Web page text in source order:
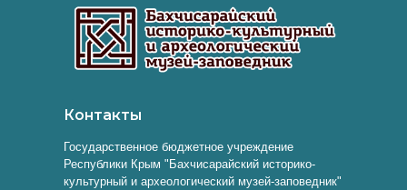
Контакты
Государственное бюджетное учреждение
Республики Крым "Бахчисарайский историко-
культурный и археологический музей-заповедник"